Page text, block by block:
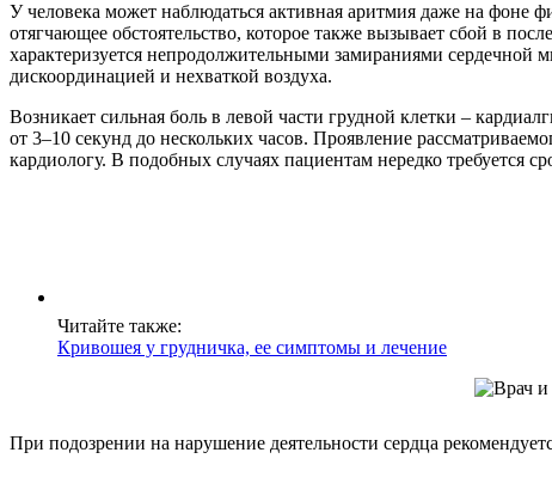
У человека может наблюдаться активная аритмия даже на фоне
отягчающее обстоятельство, которое также вызывает сбой в
характеризуется непродолжительными замираниями
дискоординацией и нехваткой воздуха.
Возникает сильная боль в левой части грудной клетки –
от 3–10 секунд до нескольких часов. Проявление
кардиологу. В подобных случаях пациентам нередко требуется
Читайте также:
Кривошея у грудничка, ее симптомы и лечение
При подозрении на нарушение деятельности сердца